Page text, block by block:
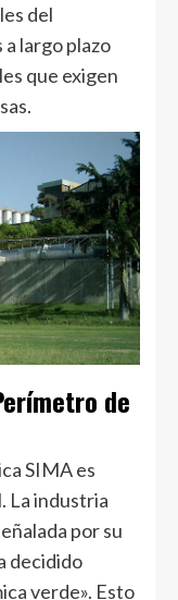
del
largo plazo
que exigen
de
SIMA es
La industria
por su
decidido
verde». Esto